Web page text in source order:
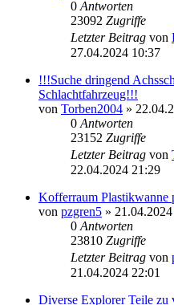
0 Antworten
23092 Zugriffe
Letzter Beitrag von
27.04.2024 10:37
!!!Suche dringend
Schlachtfahrzeug!!!
von Torben2004 »
0 Antworten
23152 Zugriffe
Letzter Beitrag von
22.04.2024 21:29
Kofferraum Plastikwanne
von pzgren5 » 21.04.2024
0 Antworten
23810 Zugriffe
Letzter Beitrag von
21.04.2024 22:01
Diverse Explorer Teile zu